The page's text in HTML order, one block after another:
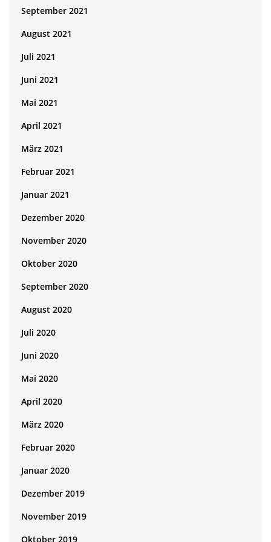
September 2021
August 2021
Juli 2021
Juni 2021
Mai 2021
April 2021
März 2021
Februar 2021
Januar 2021
Dezember 2020
November 2020
Oktober 2020
September 2020
August 2020
Juli 2020
Juni 2020
Mai 2020
April 2020
März 2020
Februar 2020
Januar 2020
Dezember 2019
November 2019
Oktober 2019